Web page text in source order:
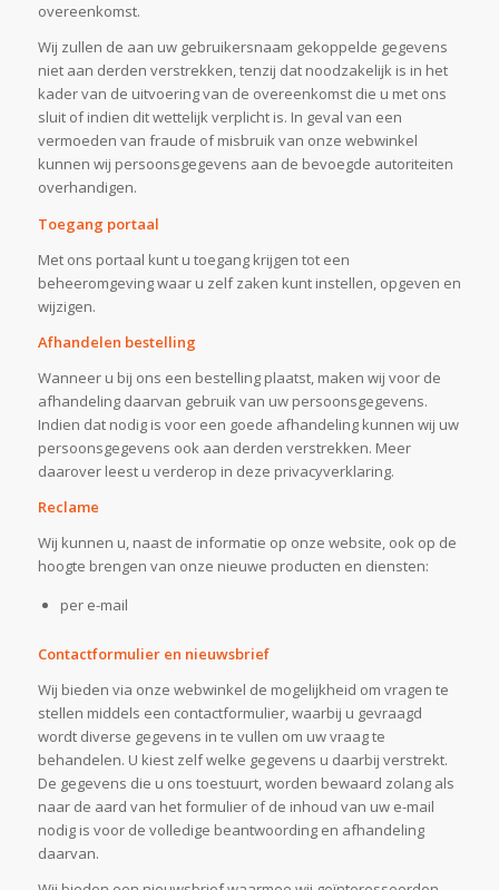
overeenkomst.
Wij zullen de aan uw gebruikersnaam gekoppelde gegevens
niet aan derden verstrekken, tenzij dat noodzakelijk is in het
kader van de uitvoering van de overeenkomst die u met ons
sluit of indien dit wettelijk verplicht is. In geval van een
vermoeden van fraude of misbruik van onze webwinkel
kunnen wij persoonsgegevens aan de bevoegde autoriteiten
overhandigen.
Toegang portaal
Met ons portaal kunt u toegang krijgen tot een
beheeromgeving waar u zelf zaken kunt instellen, opgeven en
wijzigen.
Afhandelen bestelling
Wanneer u bij ons een bestelling plaatst, maken wij voor de
afhandeling daarvan gebruik van uw persoonsgegevens.
Indien dat nodig is voor een goede afhandeling kunnen wij uw
persoonsgegevens ook aan derden verstrekken. Meer
daarover leest u verderop in deze privacyverklaring.
Reclame
Wij kunnen u, naast de informatie op onze website, ook op de
hoogte brengen van onze nieuwe producten en diensten:
per e-mail
Contactformulier en nieuwsbrief
Wij bieden via onze webwinkel de mogelijkheid om vragen te
stellen middels een contactformulier, waarbij u gevraagd
wordt diverse gegevens in te vullen om uw vraag te
behandelen. U kiest zelf welke gegevens u daarbij verstrekt.
De gegevens die u ons toestuurt, worden bewaard zolang als
naar de aard van het formulier of de inhoud van uw e-mail
nodig is voor de volledige beantwoording en afhandeling
daarvan.